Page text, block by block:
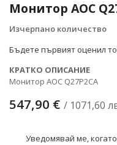
Монитор AOC
Изчерпано количество
Бъдете първият оценил
КРАТКО ОПИСАНИЕ
Монитор AOC Q27P2CA
547,90 € / 1071,60
Уведомявай ме,
към
началото
на
със